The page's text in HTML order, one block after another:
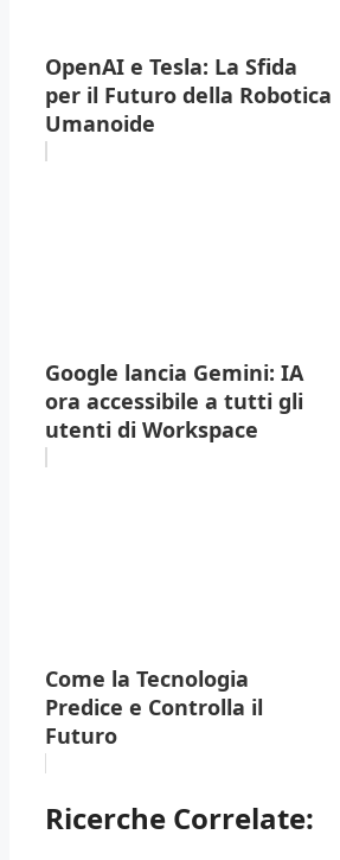
OpenAI e Tesla: La Sfida
per il Futuro della Robotica
Umanoide
Google lancia Gemini: IA
ora accessibile a tutti gli
utenti di Workspace
Come la Tecnologia
Predice e Controlla il
Futuro
Ricerche Correlate: